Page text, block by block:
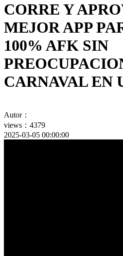
CORRE Y
MEJOR APP
100% AFK SIN
CARNAVAL EN
Autor：
views：4379
2025-03-05 00:00:00